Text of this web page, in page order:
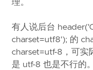
理。
有人说后台
charset=utf8'); 的
charset=utf-8，可实
是 utf-8 也是不行的。